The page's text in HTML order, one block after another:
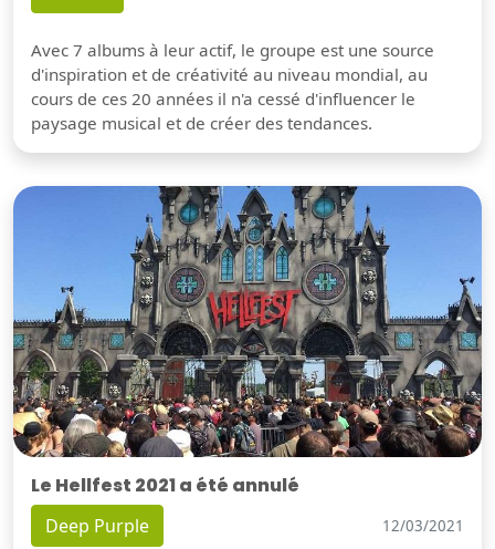
Avec 7 albums à leur actif, le groupe est une source
d'inspiration et de créativité au niveau mondial, au
cours de ces 20 années il n'a cessé d'influencer le
paysage musical et de créer des tendances.
Le Hellfest 2021 a été annulé
Deep Purple 12/03/2021